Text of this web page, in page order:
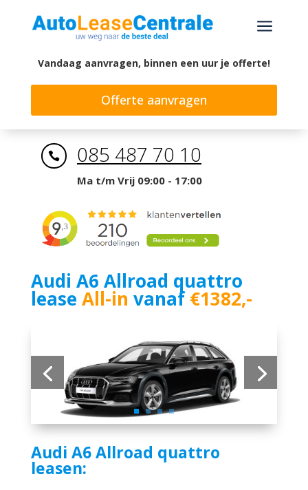
a
Vandaag aanvragen, binnen een uur je offerte!
Offerte aanvragen
 085 487 70 10
Ma t/m Vrij 09:00 - 17:00
Audi A6 Allroad quattro
lease All-in vanaf€1382,-
Audi A6 Allroad quattro
leasen: